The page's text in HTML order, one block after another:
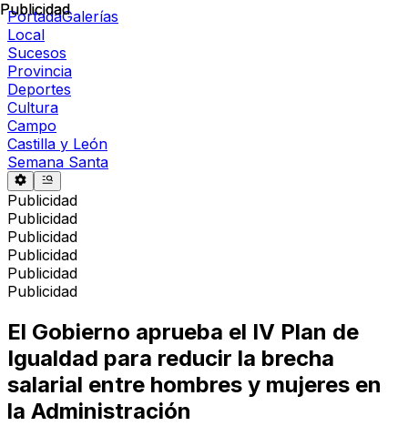
PortadaGalerías
Local
Sucesos
Provincia
Deportes
Cultura
Campo
Castilla y León
Semana Santa
Publicidad
Publicidad
Publicidad
Publicidad
Publicidad
Publicidad
Publicidad
El Gobierno aprueba el IV Plan de
Igualdad para reducir la brecha
salarial entre hombres y mujeres en
la Administración
Publicidad